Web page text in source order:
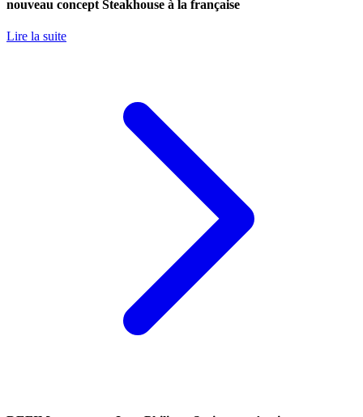
nouveau concept Steakhouse à la française
Lire la suite